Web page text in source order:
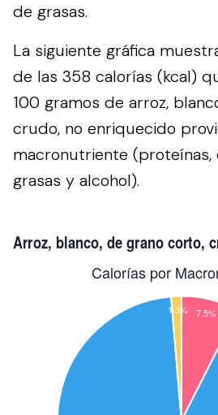
de grasas.
La siguiente gráfica
de las 358 calorías (kcal)
100 gramos de arroz,
crudo, no enriquecido
macronutriente (proteínas,
grasas y alcohol).